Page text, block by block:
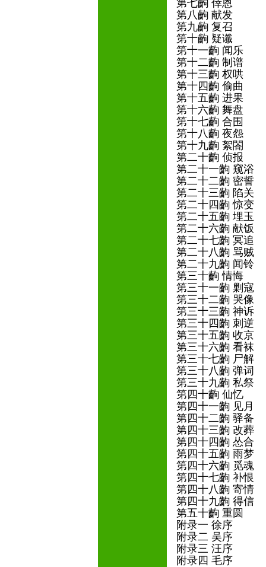
第七齣 倖恩
第八齣 献发
第九齣 复召
第十齣 疑谶
第十一齣 闻乐
第十二齣 制谱
第十三齣 权哄
第十四齣 偷曲
第十五齣 进果
第十六齣 舞盘
第十七齣 合围
第十八齣 夜怨
第十九齣 絮閤
第二十齣 侦报
第二十一齣 窥浴
第二十二齣 密誓
第二十三齣 陷关
第二十四齣 惊变
第二十五齣 埋玉
第二十六齣 献饭
第二十七齣 冥追
第二十八齣 骂贼
第二十九齣 闻铃
第三十齣 情悔
第三十一齣 剿寇
第三十二齣 哭像
第三十三齣 神诉
第三十四齣 刺逆
第三十五齣 收京
第三十六齣 看袜
第三十七齣 尸解
第三十八齣 弹词
第三十九齣 私祭
第四十齣 仙忆
第四十一齣 见月
第四十二齣 驿备
第四十三齣 改葬
第四十四齣 怂合
第四十五齣 雨梦
第四十六齣 觅魂
第四十七齣 补恨
第四十八齣 寄情
第四十九齣 得信
第五十齣 重圆
附录一 徐序
附录二 吴序
附录三 汪序
附录四 毛序